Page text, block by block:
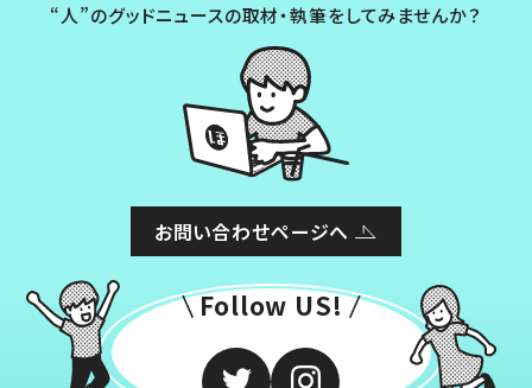
“人”のグッドニュースの取材・執筆をしてみませんか？
お問い合わせページへ
Follow US!